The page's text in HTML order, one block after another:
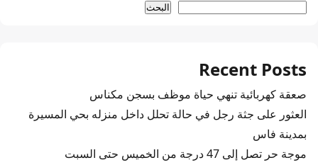
البحث
Recent Posts
صعقة كهربائية تنهي حياة موظف بسجن مكناس
العثور على جثة رجل في حالة تحلل داخل منزله بحي المسيرة
بمدينة فاس
موجة حر تصل إلى 47 درجة من الخميس حتى السبت